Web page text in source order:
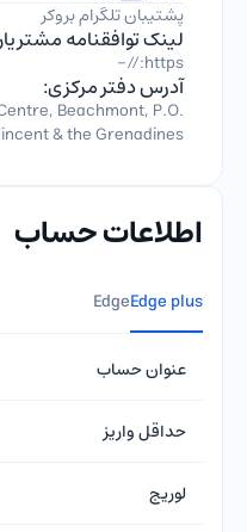
پشتیبان تلگرام بروکر
لینک توافقنامه
https://-
آدرس دفتر مرکزی:
Beachmont, P.O.
& the Grenadines
اطلاعات حساب
Edge plus
Edge
عنوان حساب
حداقل واریز
لوریج